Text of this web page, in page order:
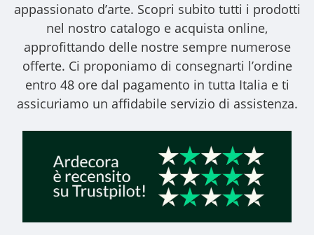
appassionato d’arte. Scopri subito tutti i prodotti
nel nostro catalogo e acquista online,
approfittando delle nostre sempre numerose
offerte. Ci proponiamo di consegnarti l’ordine
entro 48 ore dal pagamento in tutta Italia e ti
assicuriamo un affidabile servizio di assistenza.